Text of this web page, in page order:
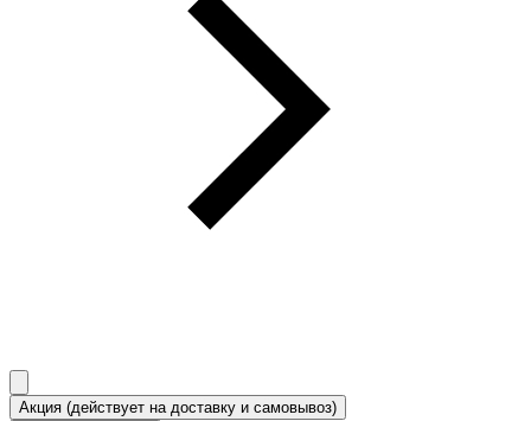
Акция (действует на доставку и самовывоз)